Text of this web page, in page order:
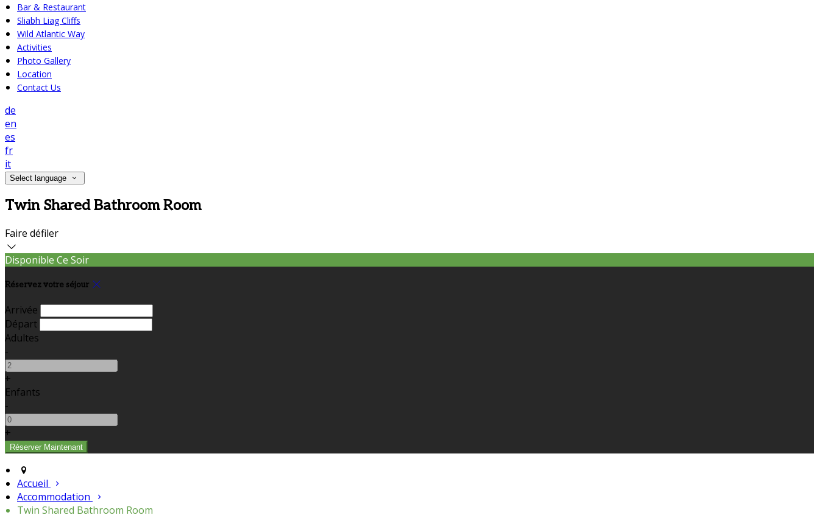
Bar & Restaurant
Sliabh Liag Cliffs
Wild Atlantic Way
Activities
Photo Gallery
Location
Contact Us
de
en
es
fr
it
Select language
Twin Shared Bathroom Room
Faire défiler
Disponible Ce Soir
Réservez votre séjour
Arrivée
Départ
Adultes
-
+
Enfants
-
+
Accueil
Accommodation
Twin Shared Bathroom Room